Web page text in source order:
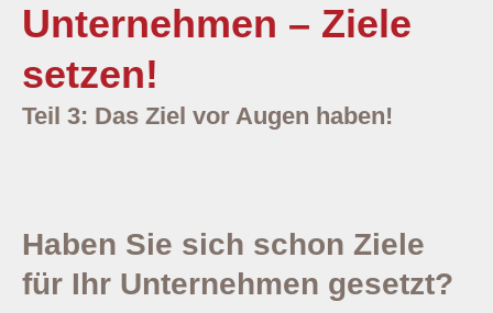
Unternehmen – Ziele
setzen!
Teil 3: Das Ziel vor Augen haben!
Haben Sie sich schon Ziele
für Ihr Unternehmen gesetzt?